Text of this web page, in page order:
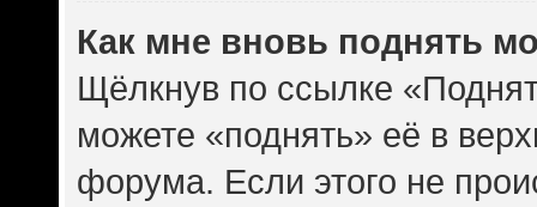
Как мне вновь поднять
Щёлкнув по ссылке
можете «поднять» её в
форума. Если этого не